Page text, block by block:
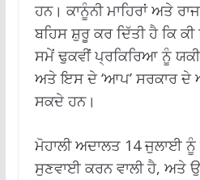
ਹਨ। ਕਾਨੂੰਨੀ ਮਾਹਿਰਾਂ ਅਤੇ
ਬਹਿਸ ਸ਼ੁਰੂ ਕਰ ਦਿੱਤੀ ਹੈ ਕਿ ਕੀ
ਸਮੇਂ ਢੁਕਵੀਂ ਪ੍ਰਕਿਰਿਆ ਨੂੰ
ਅਤੇ ਇਸ ਦੇ ‘ਆਪ’ ਸਰਕਾਰ ਦੇ
ਸਕਦੇ ਹਨ।
ਮੋਹਾਲੀ ਅਦਾਲਤ 14 ਜੁਲਾਈ
ਸੁਣਵਾਈ ਕਰਨ ਵਾਲੀ ਹੈ, ਅਤੇ